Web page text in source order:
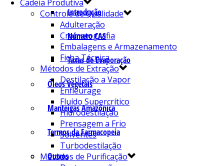
Introdução
Número CAS
Taxas de Evaporação
Óleos Vegetais
Manteigas Amazônica
Termos da Farmacopeia
Outros
Cadeia Produtiva
Controle de Qualidade
Adulteração
Cromatografia
Embalagens e Armazenamento
Ficha Técnica
Métodos de Extração
Destilação a Vapor
Enfleurage
Fluído Supercrítico
Hidrodestilação
Prensagem a Frio
Solventes
Turbodestilação
Métodos de Purificação